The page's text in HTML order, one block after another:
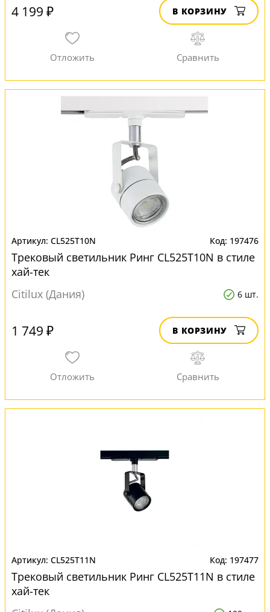
4 199 ₽ В КОРЗИНУ
CL525T10N 197476
Трековый светильник Ринг CL525T10N в стиле
хай-тек
Citilux (Дания)
6 шт.
1 749 ₽ В КОРЗИНУ
CL525T11N 197477
Трековый светильник Ринг CL525T11N в стиле
хай-тек